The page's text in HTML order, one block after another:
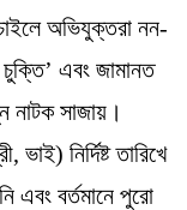
অভিযুক্তরা নন-
চুক্তি’ এবং জামানত
নাটক সাজায়।
ভাই) নির্দিষ্ট তারিখে
এবং বর্তমানে পুরো